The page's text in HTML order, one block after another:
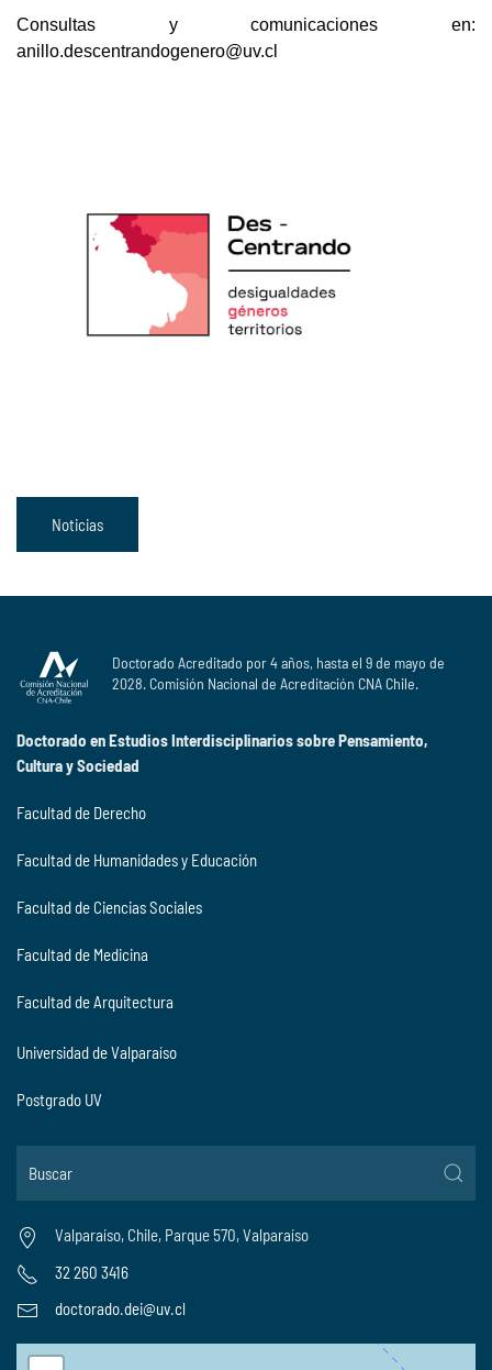
Consultas y comunicaciones en:
anillo.descentrandogenero@uv.cl
Noticias
Doctorado Acreditado por 4 años, hasta el 9 de mayo de
2028. Comisión Nacional de Acreditación CNA Chile.
Doctorado en Estudios Interdisciplinarios sobre Pensamiento,
Cultura y Sociedad
Facultad de Derecho
Facultad de Humanidades y Educación
Facultad de Ciencias Sociales
Facultad de Medicina
Facultad de Arquitectura
Universidad de Valparaíso
Postgrado UV
Valparaíso, Chile, Parque 570, Valparaíso
32 260 3416
doctorado.dei@uv.cl